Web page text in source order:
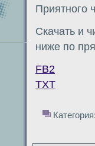
Приятного
Скачать и
ниже по
FB2
TXT
Категория: